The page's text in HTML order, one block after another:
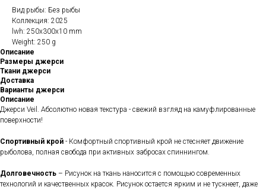
Вид рыбы: Без рыбы
Коллекция: 2025
lwh: 250x300x10 mm
Weight: 250 g
Описание
Размеры джерси
Ткани джерси
Доставка
Варианты джерси
Описание
Джерси Veil. Абсолютно новая текстура - свежий взгляд на камуфлированные
поверхности!
Спортивный крой - Комфортный спортивный крой не стесняет движение
рыболова, полная свобода при активных забросах спиннингом.
Долговечность – Рисунок на ткань наносится с помощью современных
технологий и качественных красок. Рисунок остается ярким и не тускнеет, даже